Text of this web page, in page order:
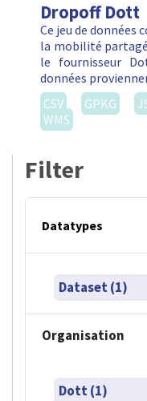
Dropoff Dott
Ce jeu de données
la mobilité
le fournisseur
données
CSV
GPKG
WMS
Filter
Datatypes
Dataset (1)
Organisation
Dott (1)